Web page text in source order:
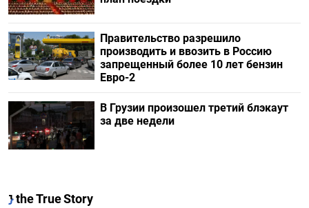
Правительство разрешило
производить и ввозить в Россию
запрещенный более 10 лет бензин
Евро-2
В Грузии произошел третий блэкаут
за две недели